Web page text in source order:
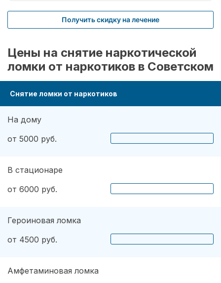
Получить скидку на лечение
Цены на снятие наркотической
ломки от наркотиков в Советском
Снятие ломки от наркотиков
На дому
от 5000 руб.
В стационаре
от 6000 руб.
Героиновая ломка
от 4500 руб.
Амфетаминовая ломка